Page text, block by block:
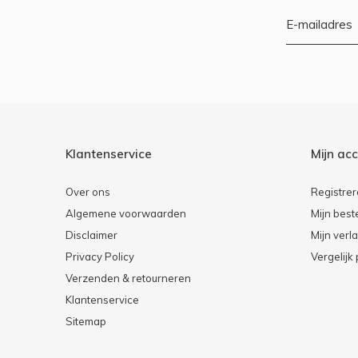
Klantenservice
Over ons
Algemene voorwaarden
Disclaimer
Privacy Policy
Verzenden & retourneren
Klantenservice
Sitemap
Mijn
Mijn
Mijn
Vergelijk